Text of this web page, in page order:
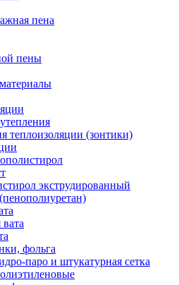
пена
пены
теплоизоляции (зонтики)
экструдированный
фольга
паро и штукатурная сетка